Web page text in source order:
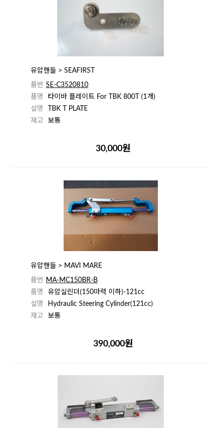
유압핸들 > SEAFIRST
품번 SE-C3520810
품명
타이바 플레이트 For TBK 800T (1개)
설명
TBK T PLATE
재고
보통
30,000원
유압핸들 > MAVI MARE
품번
MA-MC150BR-B
품명
유압실린더(150마력 이하)-121cc
설명
Hydraulic Steering Cylinder(121cc)
재고
보통
390,000원